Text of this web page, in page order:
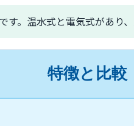
。温水式と電気式があり、